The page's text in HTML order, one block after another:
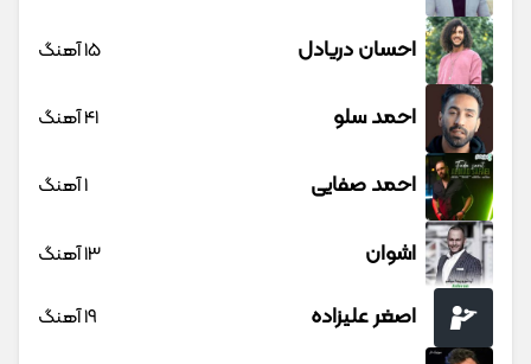
احسان دریادل 15 آهنگ
احمد سلو 41 آهنگ
احمد صفایی 1 آهنگ
اشوان 13 آهنگ
اصغر علیزاده 19 آهنگ